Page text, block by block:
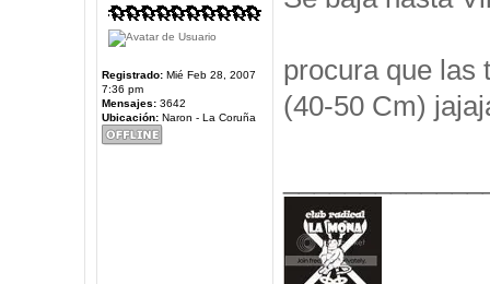
Registrado:Mié Feb 28, 2007
7:36 pm
Mensajes:3642
Ubicación:Naron - La Coruña
procura que las
(40-50 Cm)